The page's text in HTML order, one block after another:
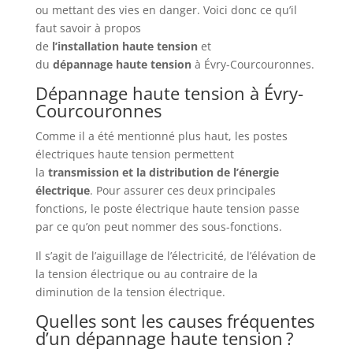
ou mettant des vies en danger. Voici donc ce qu’il
faut savoir à propos
de l’installation haute tensionet
du dépannage haute tensionà Évry-Courcouronnes.
Dépannage haute tension à Évry-
Courcouronnes
Comme il a été mentionné plus haut, les postes
électriques haute tension permettent
la transmission et la distribution de l’énergie
électrique. Pour assurer ces deux principales
fonctions, le poste électrique haute tension passe
par ce qu’on peut nommer des sous-fonctions.
Il s’agit de l’aiguillage de l’électricité, de l’élévation de
la tension électrique ou au contraire de la
diminution de la tension électrique.
Quelles sont les causes fréquentes
d’un dépannage haute tension ?